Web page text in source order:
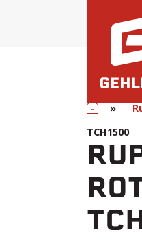
Home
»
TCH1500